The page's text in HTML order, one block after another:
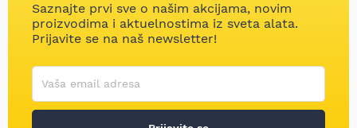
Saznajte prvi sve o našim akcijama, novim
proizvodima i aktuelnostima iz sveta alata.
Prijavite se na naš newsletter!
Korisničko ime
Vaša email adresa